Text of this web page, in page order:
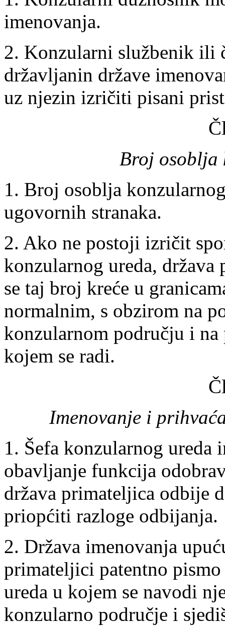
imenovanja.
2. Konzularni službenik ili
državljanin države
uz njezin izričiti pisani
Broj osoblja
1. Broj osoblja
ugovornih stranaka.
2. Ako ne postoji izričit
konzularnog ureda,
se taj broj kreće u
normalnim, s obzirom na
konzularnom području i na
kojem se radi.
Imenovanje i
1. Šefa konzularnog ureda
obavljanje funkcija
država primateljica odbije
priopćiti razloge odbijanja.
2. Država imenovanja
primateljici patentno
ureda u kojem se navodi
konzularno područje i